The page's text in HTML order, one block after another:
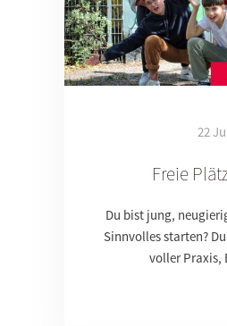
22
Freie
Du bist jung,
Sinnvolles starten?
voller Praxis,